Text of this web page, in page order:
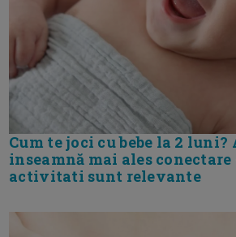
Cum te joci cu bebe la 2 luni?
inseamnă mai ales conectare
activitati sunt relevante